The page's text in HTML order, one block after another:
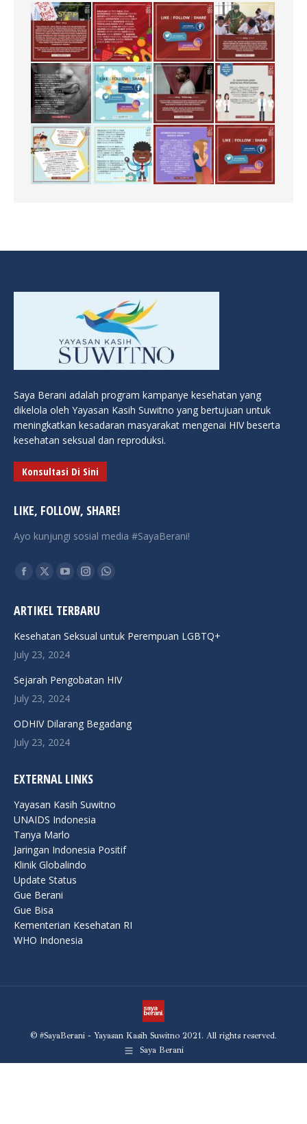
Saya Berani adalah program kampanye kesehatan yang
dikelola oleh Yayasan Kasih Suwitno yang bertujuan untuk
meningkatkan kesadaran masyarakat mengenai HIV beserta
kesehatan seksual dan reproduksi.
Konsultasi Di Sini
LIKE, FOLLOW, SHARE!
Ayo kunjungi sosial media #SayaBerani!
Find us on:
Facebook
opens
in
new
X
opens
in
new
YouTube
opens
in
new
Instagram
opens
in
Whatsapp
in
ARTIKEL TERBARU
Kesehatan Seksual untuk Perempuan LGBTQ+
July 23, 2024
Sejarah Pengobatan HIV
July 23, 2024
ODHIV Dilarang Begadang
July 23, 2024
EXTERNAL LINKS
Yayasan Kasih Suwitno
UNAIDS Indonesia
Tanya Marlo
Jaringan Indonesia Positif
Klinik Globalindo
Update Status
Gue Berani
Gue Bisa
Kementerian Kesehatan RI
WHO Indonesia
© #SayaBerani - Yayasan Kasih Suwitno 2021. All rights reserved.
Saya Berani